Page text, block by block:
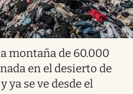
montaña de 60.000
en el desierto de
ya se ve desde el